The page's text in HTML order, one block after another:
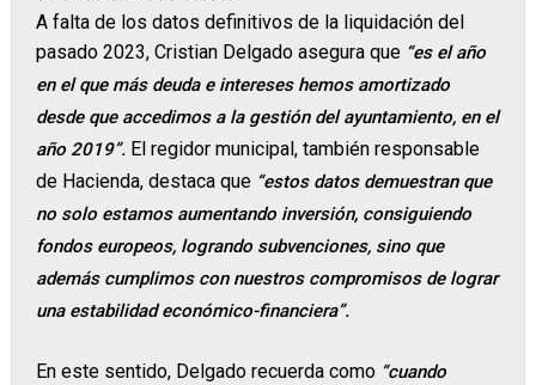
A falta de los datos definitivos de la liquidación del
pasado 2023, Cristian Delgado asegura que “es el año
en el que más deuda e intereses hemos amortizado
desde que accedimos a la gestión del ayuntamiento, en el
año 2019”. El regidor municipal, también responsable
de Hacienda, destaca que “estos datos demuestran que
no solo estamos aumentando inversión, consiguiendo
fondos europeos, logrando subvenciones, sino que
además cumplimos con nuestros compromisos de lograr
una estabilidad económico-financiera”.
En este sentido, Delgado recuerda como “cuando